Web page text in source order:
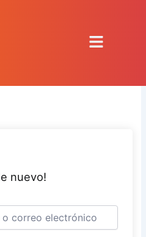
Menú
nuevo!